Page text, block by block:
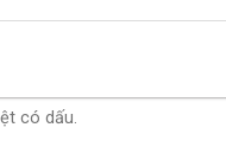
kế dáng elip dễ